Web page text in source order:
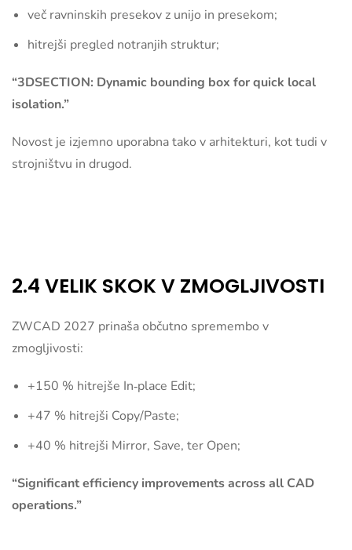
več ravninskih presekov z unijo in presekom;
hitrejši pregled notranjih struktur;
“3DSECTION: Dynamic bounding box for quick local
isolation.”
Novost je izjemno uporabna tako v arhitekturi, kot tudi v
strojništvu in drugod.
2.4 VELIK SKOK V ZMOGLJIVOSTI
ZWCAD 2027 prinaša občutno spremembo v
zmogljivosti:
+150 % hitrejše In‑place Edit;
+47 % hitrejši Copy/Paste;
+40 % hitrejši Mirror, Save, ter Open;
“Significant efficiency improvements across all CAD
operations.”